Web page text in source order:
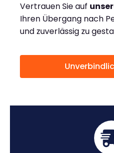
Vertrauen Sie auf
Ihren Übergang nach
und zuverlässig zu